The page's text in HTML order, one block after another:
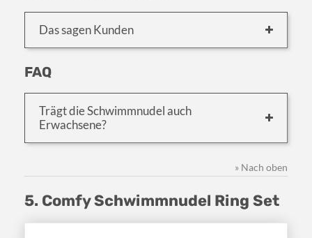
Das sagen Kunden
FAQ
Trägt die Schwimmnudel auch
Erwachsene?
» Nach oben
5. Comfy Schwimmnudel Ring Set